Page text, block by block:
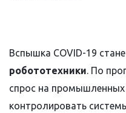
Вспышка COVID-19
робототехники. По
спрос на
контролировать